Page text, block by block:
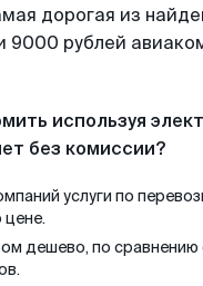
дорогая из
9000 рублей
используя
без комиссии?
услуги по
цене.
дешево, по сравнению